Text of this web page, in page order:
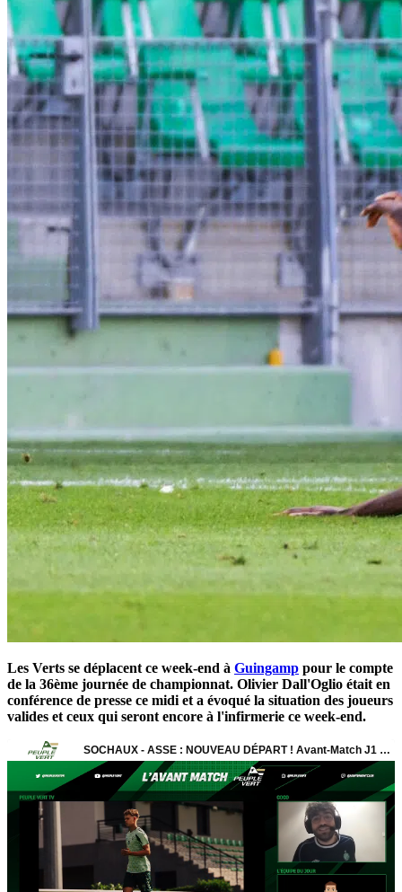
Les Verts se déplacent ce week-end à Guingamp pour le compte
de la 36ème journée de championnat. Olivier Dall'Oglio était en
conférence de presse ce midi et a évoqué la situation des joueurs
valides et ceux qui seront encore à l'infirmerie ce week-end.